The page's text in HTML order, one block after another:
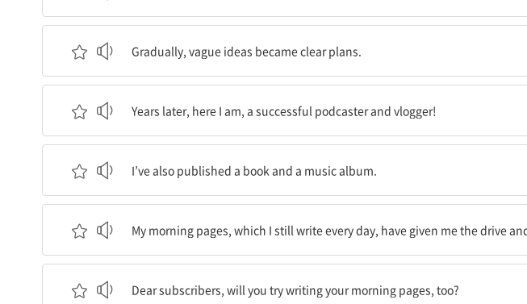
Gradually, vague ideas became clear plans.
Years later, here I am, a successful podcaster and vlogger!
I’ve also published a book and a music album.
My morning pages, which I still write every day, have given me the drive
Dear subscribers, will you try writing your morning pages, too?